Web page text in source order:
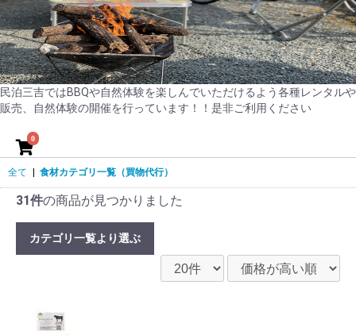
民泊三吉ではBBQや自然体験を楽しんでいただけるよう各種レンタルや
販売、自然体験の開催を行っています！！是非ご利用ください
0
全て 食材カテゴリ一覧（買物代行）
31件の商品が見つかりました
カテゴリ一覧より選ぶ